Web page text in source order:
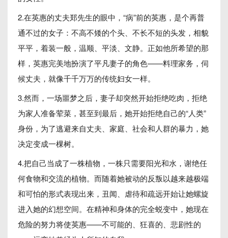
2.在英惠的丈夫郑先生的眼中，“病”前的英惠，是个再普
通不过的女子：不高不矮的个头、不长不短的头发，相貌
平平，着装一般，温顺、平淡、文静。正如他所希望的那
样，英惠完美地扮演了平凡妻子的角色——料理家务，伺
候丈夫，就像千千万万的传统妇女一样。
3.然而，一场噩梦之后，妻子却突然开始拒绝吃肉，拒绝
为家人准备荤菜，甚至到最后，她开始拒绝自己的“人类”
身份，为了逃避来自丈夫、家庭、社会和人群的暴力，她
决定变成一棵树。
4.把自己当成了一株植物，一株只需要阳光和水，谢绝任
何食物和交流的植物。而随着她被动的反叛以越来越极端
和可怕的形式表现出来，丑闻、虐待和疏远开始让她螺旋
进入她的幻想空间。在精神和身体的完全蜕变中，她现在
危险的努力将使英惠——不可能的、狂喜的、悲剧性的